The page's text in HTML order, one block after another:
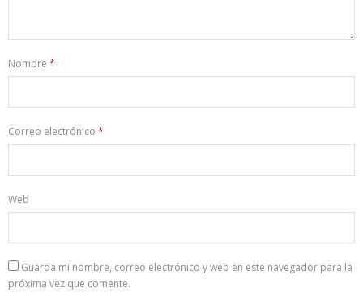
Nombre *
Correo electrónico *
Web
Guarda mi nombre, correo electrónico y web en este navegador para la
próxima vez que comente.